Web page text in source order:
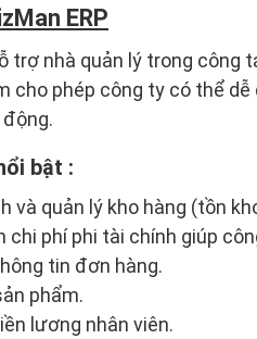
ERP
trợ nhà quản lý trong công
cho phép công ty có thể
bật :
và quản lý kho hàng (tồn
chi phí phi tài chính giúp
tin đơn hàng.
phẩm.
lương nhân viên.